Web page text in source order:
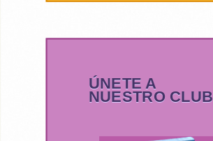
ÚNETE A
NUESTRO CLUB